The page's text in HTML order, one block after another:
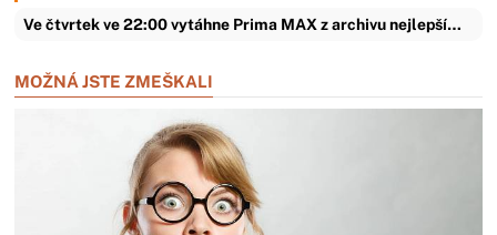
Ve čtvrtek ve 22:00 vytáhne Prima MAX z archivu nejlepší…
MOŽNÁ JSTE ZMEŠKALI